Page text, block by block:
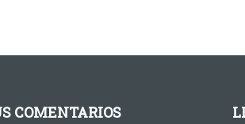
COMENTARIOS